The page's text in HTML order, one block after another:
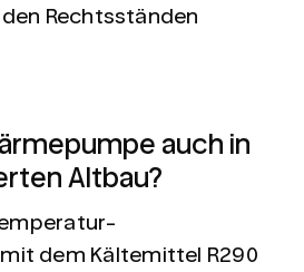
Rechtsständen
auch in
Altbau?
dem Kältemittel R290